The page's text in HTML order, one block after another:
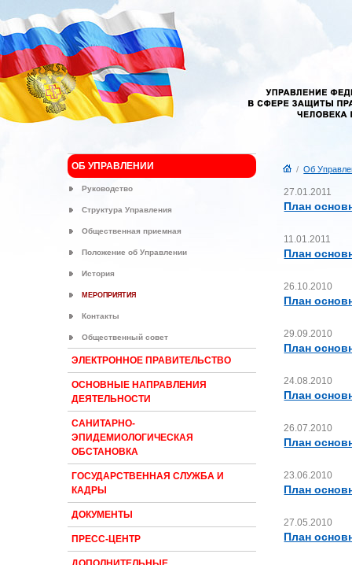
ОБ УПРАВЛЕНИИ
Руководство
Структура Управления
Общественная приемная
Положение об Управлении
История
МЕРОПРИЯТИЯ
Контакты
Общественный совет
ЭЛЕКТРОННОЕ ПРАВИТЕЛЬСТВО
ОСНОВНЫЕ НАПРАВЛЕНИЯ
ДЕЯТЕЛЬНОСТИ
САНИТАРНО-
ЭПИДЕМИОЛОГИЧЕСКАЯ
ОБСТАНОВКА
ГОСУДАРСТВЕННАЯ СЛУЖБА И
КАДРЫ
ДОКУМЕНТЫ
ПРЕСС-ЦЕНТР
/Об
27.01.2011
План
11.01.2011
План
26.10.2010
План
29.09.2010
План
24.08.2010
План
26.07.2010
План
23.06.2010
План
27.05.2010
План